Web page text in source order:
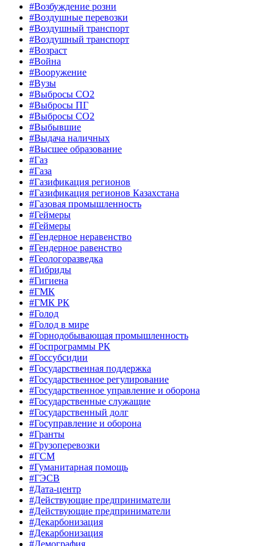
#Возбуждение розни
#Воздушные перевозки
#Воздушный транспорт
#Воздушный транспорт
#Возраст
#Война
#Вооружение
#Вузы
#Выбросы CO2
#Выбросы ПГ
#Выбросы СО2
#Выбывшие
#Выдача наличных
#Высшее образование
#Газ
#Газа
#Газификация регионов
#Газификация регионов Казахстана
#Газовая промышленность
#Геймеры
#Геймеры
#Гендерное неравенство
#Гендерное равенство
#Геологоразведка
#Гибриды
#Гигиена
#ГМК
#ГМК РК
#Голод
#Голод в мире
#Горнодобывающая промышленность
#Госпрограммы РК
#Госсубсидии
#Государственная поддержка
#Государственное регулирование
#Государственное управление и оборона
#Государственные служащие
#Государственный долг
#Госуправление и оборона
#Гранты
#Грузоперевозки
#ГСМ
#Гуманитарная помощь
#ГЭСВ
#Дата-центр
#Действующие предприниматели
#Действующие предприниматели
#Декарбонизация
#Декарбонизация